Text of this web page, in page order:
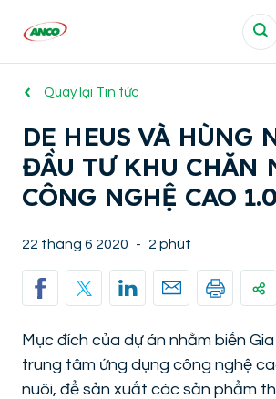
Quay lại Tin tức
DE HEUS VÀ HÙNG
ĐẦU TƯ KHU CHĂN
CÔNG NGHỆ CAO
22 tháng 6 2020 - 2 phút
Mục đích của dự án nhằm biến
trung tâm ứng dụng công nghệ
nuôi, để sản xuất các sản phẩm